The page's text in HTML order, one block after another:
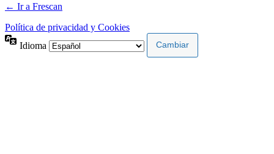
← Ir a Frescan
Política de privacidad y Cookies
Idioma